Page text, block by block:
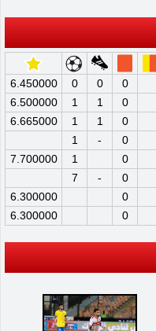
0
0
0
6.450000
0
1
1
6.500000
0
1
1
6.665000
0
-
1
0
1
7.700000
0
-
7
0
6.300000
0
6.300000